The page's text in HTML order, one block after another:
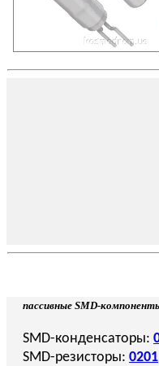
пассивные SMD-
SMD-конденсаторы:
SMD-резисторы: 0201